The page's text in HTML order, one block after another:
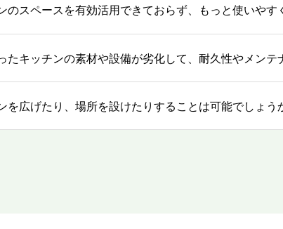
のスペースを有効活用できておらず、もっと使いや
たキッチンの素材や設備が劣化して、耐久性やメン
を広げたり、場所を設けたりすることは可能でしょ